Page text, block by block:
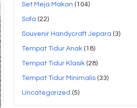
Set Meja Makan (104)
Sofa (22)
Souvenir Handycraft Jepara (3)
Tempat Tidur Anak(18)
Tempat Tidur Klasik(28)
Tempat Tidur Minimalis(33)
Uncategorized (5)